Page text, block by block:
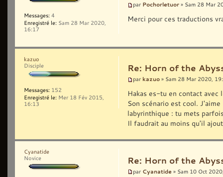
par Pochorletuor » Sam 28 Mar
Merci pour ces traductions
Messages: 4
Enregistré le: Sam 28 Mar 2020,
16:17
Re: Horn of the
par kazuo » Sam 28 Mar 2020,
Hakas es-tu en contact avec
Son scénario est cool.
labyrinthique : tu mets
Il faudrait au moins qu'il
kazuo
Disciple
Messages: 152
Enregistré le: Mer 18 Fév 2015,
16:13
Re: Horn of the
par Cyanatide » Sam 10 Oct
Cyanatide
Novice